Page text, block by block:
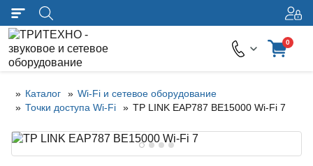
0
Каталог
Wi-Fi и сетевое оборудование
Точки доступа Wi-Fi
TP LINK EAP787 BE15000 Wi-Fi 7